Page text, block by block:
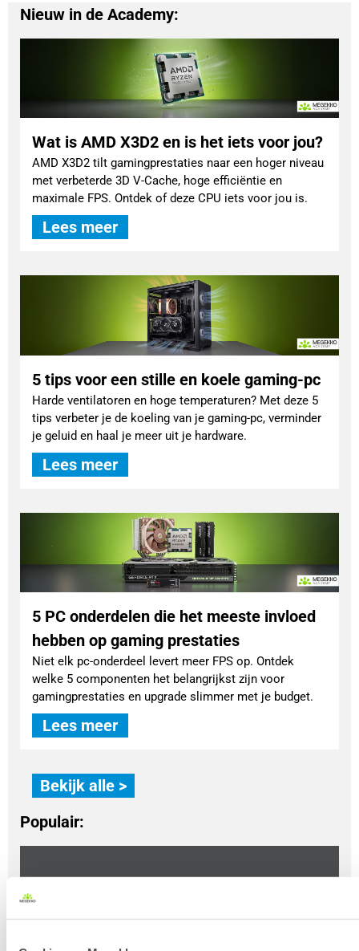
Bekijk alle >
Lees meer
Niet elk pc-onderdeel levert meer FPS op. Ontdek
welke 5 componenten het belangrijkst zijn voor
gamingprestaties en upgrade slimmer met je budget.
5 PC onderdelen die het meeste invloed
hebben op gaming prestaties
Lees meer
Harde ventilatoren en hoge temperaturen? Met deze 5
tips verbeter je de koeling van je gaming-pc, verminder
je geluid en haal je meer uit je hardware.
5 tips voor een stille en koele gaming-pc
Lees meer
AMD X3D2 tilt gamingprestaties naar een hoger niveau
met verbeterde 3D V-Cache, hoge efficiëntie en
maximale FPS. Ontdek of deze CPU iets voor jou is.
Wat is AMD X3D2 en is het iets voor jou?
Nieuw in de Academy:
Populair: